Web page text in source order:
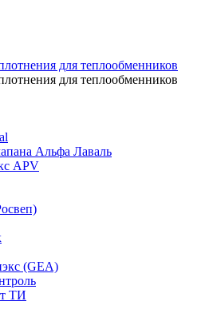
для теплообменников
для теплообменников
Альфа Лаваль
APV
(GEA)
ТИ